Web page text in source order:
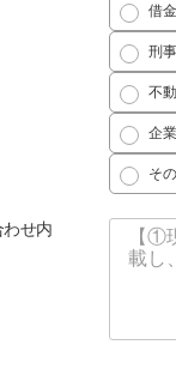
借
刑
不
企
そ
わせ内